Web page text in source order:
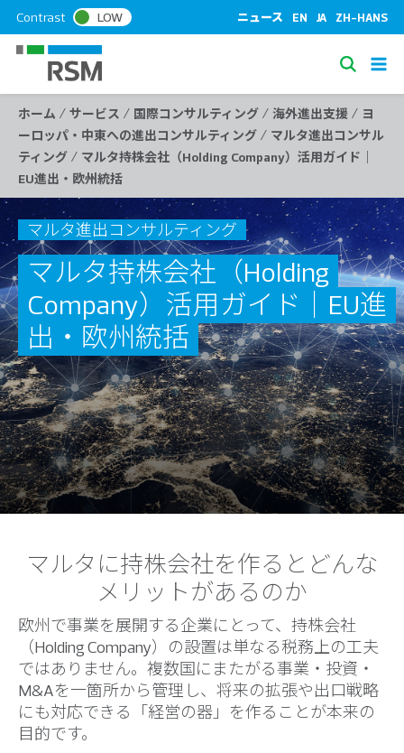
k
t
t
e
n
t
Contrast LOW ニュース EN JA ZH-HANS
S
e
a
r
c
h
ホーム / サービス / 国際コンサルティング / 海外進出支援 / ヨ
ーロッパ・中東への進出コンサルティング / マルタ進出コンサル
ティング / マルタ持株会社（Holding Company）活用ガイド｜
EU進出・欧州統括
マルタ進出コンサルティング
マルタ持株会社（Holding
Company）活用ガイド｜EU進
出・欧州統括
マルタに持株会社を作るとどんな
メリットがあるのか
欧州で事業を展開する企業にとって、持株会社
（Holding Company）の設置は単なる税務上の工夫
ではありません。複数国にまたがる事業・投資・
M&Aを一箇所から管理し、将来の拡張や出口戦略
にも対応できる「経営の器」を作ることが本来の
目的です。